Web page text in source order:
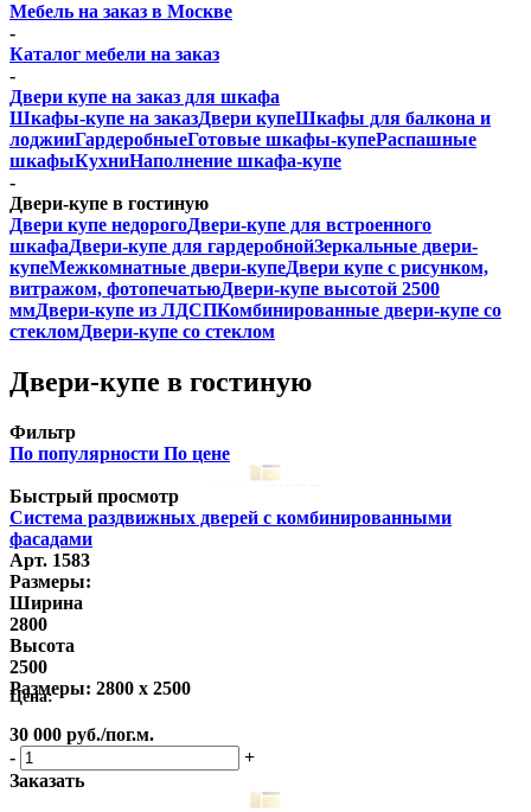
Мебель на заказ в Москве
-
Каталог мебели на заказ
-
Двери купе на заказ для шкафа
Шкафы-купе на заказДвери купеШкафы для балкона и
лоджииГардеробныеГотовые шкафы-купеРаспашные
шкафыКухниНаполнение шкафа-купе
-
Двери-купе в гостиную
Двери купе недорогоДвери-купе для встроенного
шкафаДвери-купе для гардеробнойЗеркальные двери-
купеМежкомнатные двери-купеДвери купе с рисунком,
витражом, фотопечатьюДвери-купе высотой 2500
ммДвери-купе из ЛДСПКомбинированные двери-купе со
стекломДвери-купе со стеклом
Двери-купе в гостиную
Фильтр
По популярности По цене
Быстрый просмотр
Система раздвижных дверей с комбинированными
фасадами
Арт. 1583
Размеры:
Ширина
2800
Высота
2500
Размеры: 2800 x 2500
Цена:
30 000 руб./пог.м.
-
+
Заказать